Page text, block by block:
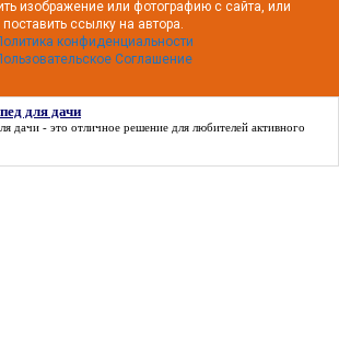
изображение или фотографию с сайта, или
поставить ссылку на автора.
конфиденциальности
Соглашение
для дачи
дачи - это отличное решение для любителей активного